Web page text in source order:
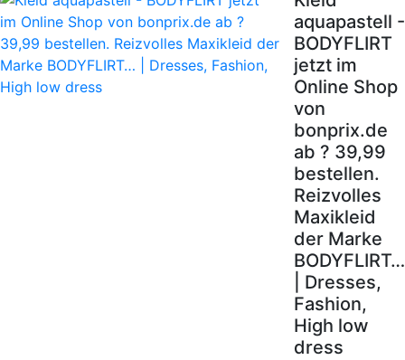
aquapastell -
BODYFLIRT
jetzt im
Online Shop
von
bonprix.de
ab ? 39,99
bestellen.
Reizvolles
Maxikleid
der Marke
BODYFLIRT…
| Dresses,
Fashion,
High low
dress